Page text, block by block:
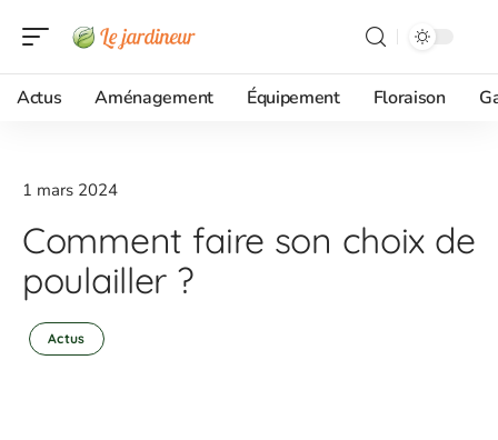
Actus Aménagement Équipement Floraison
1 mars 2024
Comment faire son choix de
poulailler ?
Actus